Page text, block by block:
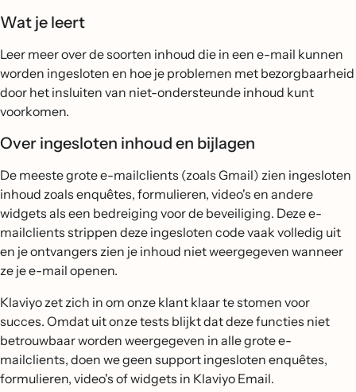
Wat je leert
Leer meer over de soorten inhoud die in een e-mail kunnen
worden ingesloten en hoe je problemen met bezorgbaarheid
door het insluiten van niet-ondersteunde inhoud kunt
voorkomen.
Over ingesloten inhoud en bijlagen
De meeste grote e-mailclients (zoals Gmail) zien ingesloten
inhoud zoals enquêtes, formulieren, video's en andere
widgets als een bedreiging voor de beveiliging. Deze e-
mailclients strippen deze ingesloten code vaak volledig uit
en je ontvangers zien je inhoud niet weergegeven wanneer
ze je e-mail openen.
Klaviyo zet zich in om onze klant klaar te stomen voor
succes. Omdat uit onze tests blijkt dat deze functies niet
betrouwbaar worden weergegeven in alle grote e-
mailclients, doen we geen support ingesloten enquêtes,
formulieren, video's of widgets in Klaviyo Email.